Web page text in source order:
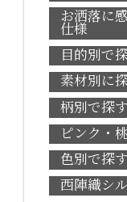
お洒落に
仕様
目的別で
素材別に
柄別で探す
ピンク・桃
色別で探す
西陣織シ